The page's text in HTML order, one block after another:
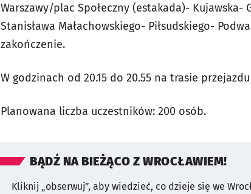
Warszawy/plac Społeczny (estakada)- Kujawska-
Stanisława Małachowskiego- Piłsudskiego-
zakończenie.
W godzinach od 20.15 do 20.55 na trasie
Planowana liczba uczestników: 200 osób.
BĄDŹ NA BIEŻĄCO Z WROCŁAWIEM!
Kliknij „obserwuj”, aby wiedzieć, co dzieje się we